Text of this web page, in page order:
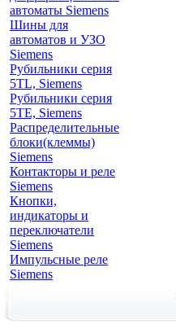
автоматы Siemens
Шины для
автоматов и УЗО
Siemens
Рубильники серия
5TL, Siemens
Рубильники серия
5TE, Siemens
Распределительные
блоки(клеммы)
Siemens
Контакторы и реле
Siemens
Кнопки,
индикаторы и
переключатели
Siemens
Импульсные реле
Siemens